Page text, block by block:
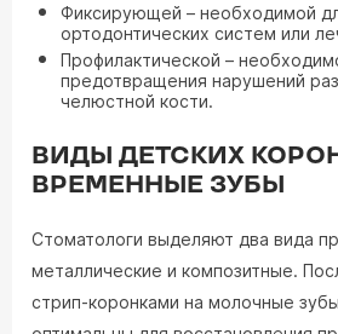
Фиксирующей – необходимой
ортодонтических систем или
Профилактической –
предотвращения нарушений
челюстной кости.
ВИДЫ ДЕТСКИХ
ВРЕМЕННЫЕ ЗУБЫ
Стоматологи выделяют два вида
металлические и композитные.
стрип-коронками на молочные